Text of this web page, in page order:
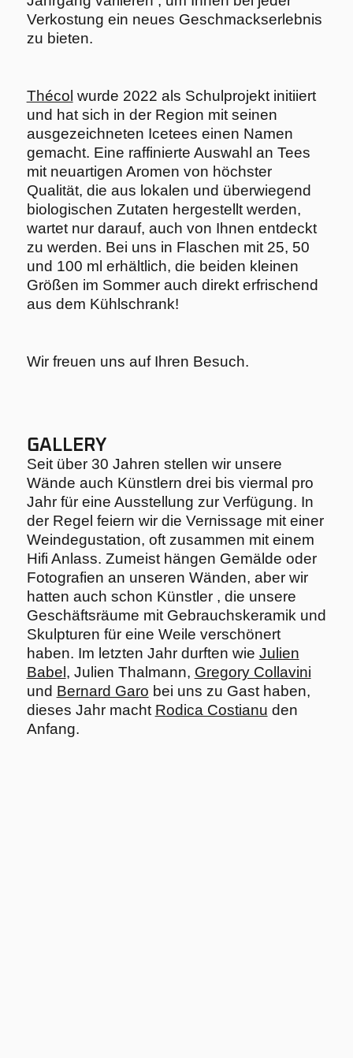
Verkostung ein neues Geschmackserlebnis
zu bieten.
Thécol wurde 2022 als Schulprojekt initiiert
und hat sich in der Region mit seinen
ausgezeichneten Icetees einen Namen
gemacht. Eine raffinierte Auswahl an Tees
mit neuartigen Aromen von höchster
Qualität, die aus lokalen und überwiegend
biologischen Zutaten hergestellt werden,
wartet nur darauf, auch von Ihnen entdeckt
zu werden. Bei uns in Flaschen mit 25, 50
und 100 ml erhältlich, die beiden kleinen
Größen im Sommer auch direkt erfrischend
aus dem Kühlschrank!
Wir freuen uns auf Ihren Besuch.
GALLERY
Seit über 30 Jahren stellen wir unsere
Wände auch Künstlern drei bis viermal pro
Jahr für eine Ausstellung zur Verfügung. In
der Regel feiern wir die Vernissage mit einer
Weindegustation, oft zusammen mit einem
Hifi Anlass. Zumeist hängen Gemälde oder
Fotografien an unseren Wänden, aber wir
hatten auch schon Künstler , die unsere
Geschäftsräume mit Gebrauchskeramik und
Skulpturen für eine Weile verschönert
haben. Im letzten Jahr durften wie Julien
Babel, Julien Thalmann, Gregory Collavini
und Bernard Garo bei uns zu Gast haben,
dieses Jahr macht Rodica Costianu den
Anfang.